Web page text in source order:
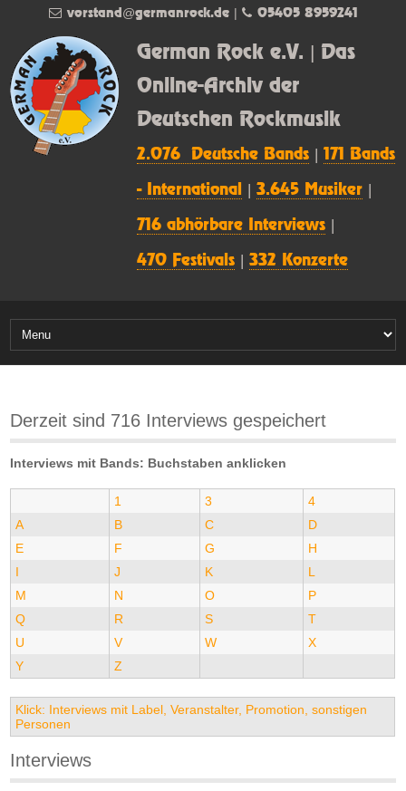
German Rock e.V. | Das
Online-Archiv der
Deutschen Rockmusik
2.076 Deutsche Bands |171 Bands
- International |3.645 Musiker
716 abhörbare Interviews
470 Festivals |332 Konzerte
vorstand@germanrock.de| 05405 8959241
Derzeit sind 716 Interviews gespeichert
Interviews mit Bands: Buchstaben anklicken
1 3
4
A
B C
D
E
F G
H
I
J K
L
M
N O
P
Q
R S
T
U
V W
X
Y
Z
Klick: Interviews mit Label, Veranstalter, Promotion, sonstigen
Personen
Interviews